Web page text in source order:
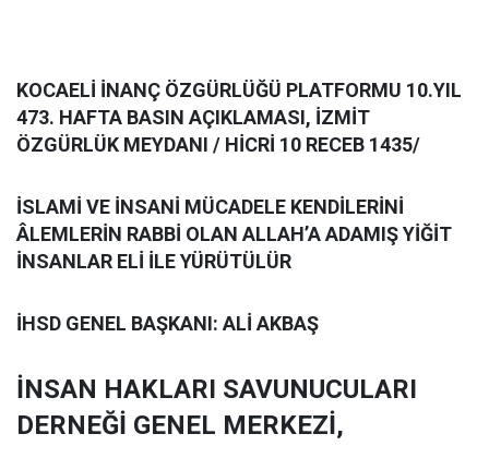
KOCAELİ İNANÇ ÖZGÜRLÜĞÜ PLATFORMU 10.YIL
473. HAFTA BASIN AÇIKLAMASI, İZMİT
ÖZGÜRLÜK MEYDANI / HİCRİ 10 RECEB 1435/
İSLAMİ VE İNSANİ MÜCADELE KENDİLERİNİ
ÂLEMLERİN RABBİ OLAN ALLAH’A ADAMIŞ YİĞİT
İNSANLAR ELİ İLE YÜRÜTÜLÜR
İHSD GENEL BAŞKANI: ALİ AKBAŞ
İNSAN HAKLARI SAVUNUCULARI
DERNEĞİ GENEL MERKEZİ,